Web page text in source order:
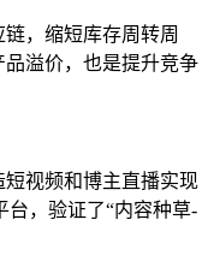
，缩短库存周转周
溢价，也是提升竞争
视频和博主直播实现
台，验证了“内容种草-